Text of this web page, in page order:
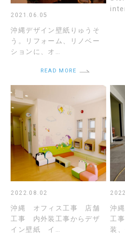
2021.06.05
沖縄デザイン壁紙りゅうそ
う。リフォーム、リノベー
ションに、オ…
READ MORE
2022.08.02
沖縄 オフィス工事 店舗
工事 内外装工事からデザ
イン壁紙 イ…
沖
工
装